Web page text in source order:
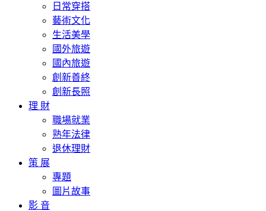
日常穿搭
藝術文化
生活美學
國外旅遊
國內旅遊
創新善終
創新長照
理 財
職場就業
熟年法律
退休理財
策 展
專題
圖片故事
影 音